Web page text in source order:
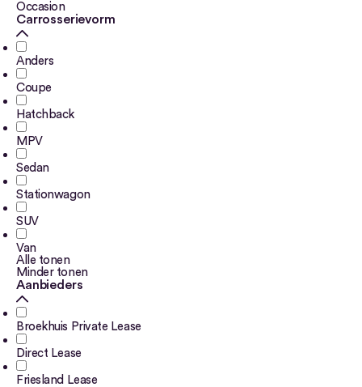
Occasion
Carrosserievorm
Anders
Coupe
Hatchback
MPV
Sedan
Stationwagon
SUV
Van
Alle tonen
Minder tonen
Aanbieders
Broekhuis Private Lease
Direct Lease
Friesland Lease